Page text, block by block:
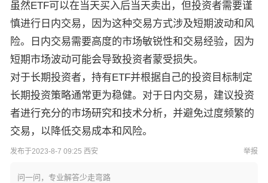
虽然ETF可以在当天买入后当天卖出，但投资者需要谨
慎进行日内交易，因为这种交易方式涉及短期波动和风
险。日内交易需要高度的市场敏锐性和交易经验，因为
短期市场波动可能会导致投资者蒙受损失。
对于长期投资者，持有ETF并根据自己的投资目标制定
长期投资策略通常更为稳健。对于日内交易，建议投资
者进行充分的市场研究和技术分析，并避免过度频繁的
交易，以降低交易成本和风险。
发布于2023-8-7 09:25 西安 举报
问一问，专业解答少走弯路